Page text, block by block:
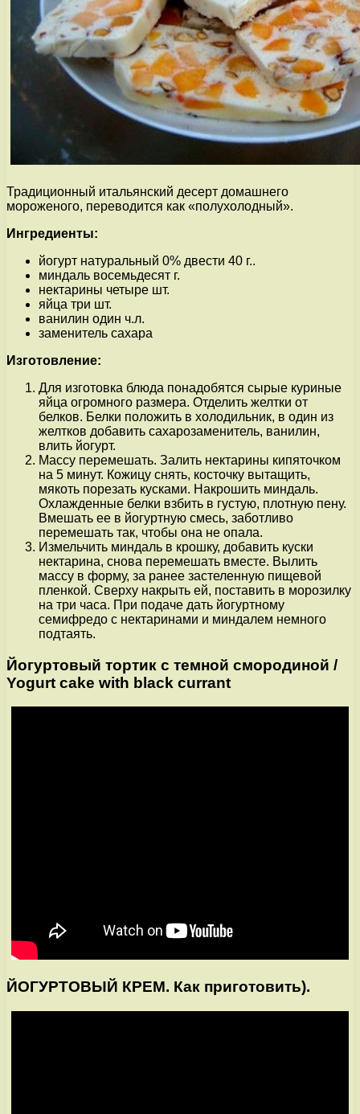
Традиционный итальянский десерт домашнего
мороженого, переводится как «полухолодный».
Ингредиенты:
йогурт натуральный 0% двести 40 г..
миндаль восемьдесят г.
нектарины четыре шт.
яйца три шт.
ванилин один ч.л.
заменитель сахара
Изготовление:
Для изготовка блюда понадобятся сырые куриные
яйца огромного размера. Отделить желтки от
белков. Белки положить в холодильник, в один из
желтков добавить сахарозаменитель, ванилин,
влить йогурт.
Массу перемешать. Залить нектарины кипяточком
на 5 минут. Кожицу снять, косточку вытащить,
мякоть порезать кусками. Накрошить миндаль.
Охлажденные белки взбить в густую, плотную пену.
Вмешать ее в йогуртную смесь, заботливо
перемешать так, чтобы она не опала.
Измельчить миндаль в крошку, добавить куски
нектарина, снова перемешать вместе. Вылить
массу в форму, за ранее застеленную пищевой
пленкой. Сверху накрыть ей, поставить в морозилку
на три часа. При подаче дать йогуртному
семифредо с нектаринами и миндалем немного
подтаять.
Йогуртовый тортик с темной смородиной /
Yogurt cake with black currant
ЙОГУРТОВЫЙ КРЕМ. Как приготовить).